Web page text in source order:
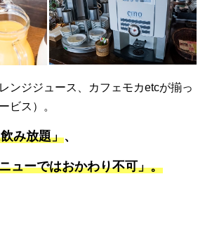
ンジジュース、カフェモカetcが揃っ
ビス）。
み放題」、
ューではおかわり不可」。